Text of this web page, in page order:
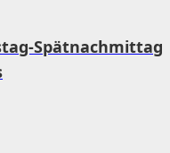
Spätnachmittag